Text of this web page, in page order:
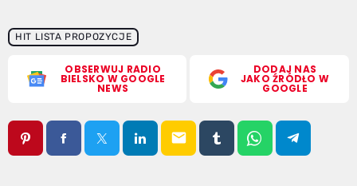
HIT LISTA PROPOZYCJE
OBSERWUJ RADIO
BIELSKO W GOOGLE
NEWS
DODAJ NAS
JAKO ŹRÓDŁO W
GOOGLE
email